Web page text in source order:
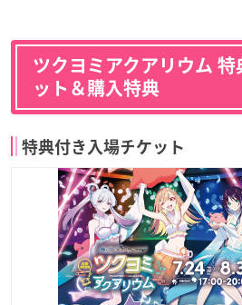
ツクヨミアクアリウム 特
ット＆購入特典
特典付き入場チケット